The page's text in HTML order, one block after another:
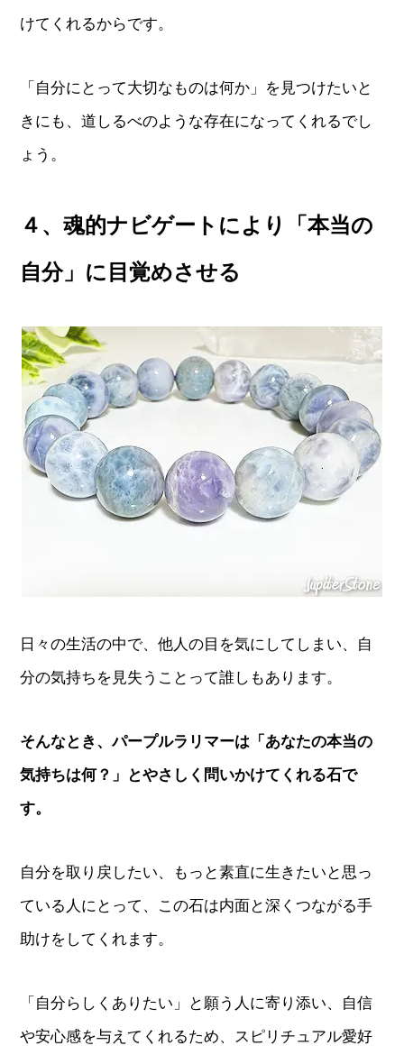
けてくれるからです。
「自分にとって大切なものは何か」を見つけたいと
きにも、道しるべのような存在になってくれるでし
ょう。
４、魂的ナビゲートにより「本当の
自分」に目覚めさせる
日々の生活の中で、他人の目を気にしてしまい、自
分の気持ちを見失うことって誰しもあります。
そんなとき、パープルラリマーは「あなたの本当の
気持ちは何？」とやさしく問いかけてくれる石で
す。
自分を取り戻したい、もっと素直に生きたいと思っ
ている人にとって、この石は内面と深くつながる手
助けをしてくれます。
「自分らしくありたい」と願う人に寄り添い、自信
や安心感を与えてくれるため、スピリチュアル愛好